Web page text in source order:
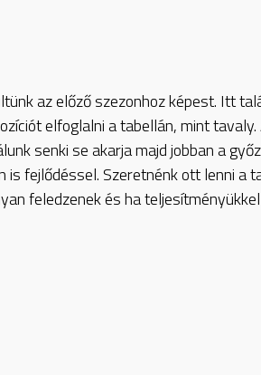
az előző szezonhoz képest. Itt
elfoglalni a tabellán, mint
senki se akarja majd jobban a
is fejlődéssel. Szeretnénk ott lenni a
feledzenek és ha